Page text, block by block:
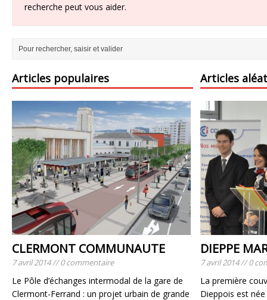
recherche peut vous aider.
Articles populaires
CLERMONT COMMUNAUTE
7 avril 2014 // 0 commentaire
Le Pôle d’échanges intermodal de la gare de
Clermont-Ferrand : un projet urbain de grande
Articles
DIEPPE
7 avril 2014 // 0
La première
Dieppois est